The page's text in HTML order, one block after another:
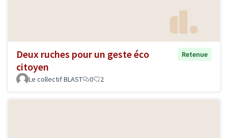
Deux ruches pour un geste éco
citoyen
Retenue
Le collectif BLAST 0 2